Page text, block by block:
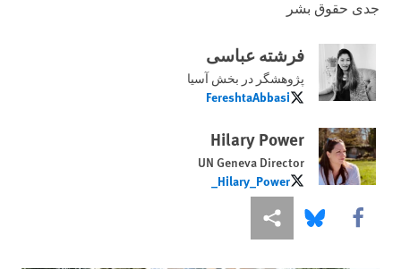
جدی حقوق بشر
فرشته عباسی
پژوهشگر در بخش آسیا
FereshtaAbbasi
FereshtaAbbasi
Hilary Power
UN Geneva Director
Hilary_Power_
Hilary_Power_
Share this via Facebook
Share this via Bluesky
More sharing options